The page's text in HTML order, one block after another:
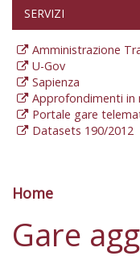
SERVIZI
Amministrazione
U-Gov
Sapienza
Approfondimenti in
Portale gare
Datasets 190/2012
Tu sei qui
Home
Gare